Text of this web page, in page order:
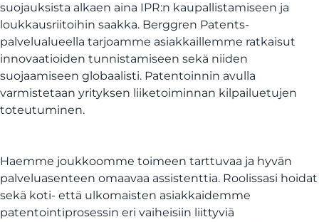
suojauksista alkaen aina IPR:n kaupallistamiseen ja
loukkausriitoihin saakka. Berggren Patents-
palvelualueella tarjoamme asiakkaillemme ratkaisut
innovaatioiden tunnistamiseen sekä niiden
suojaamiseen globaalisti. Patentoinnin avulla
varmistetaan yrityksen liiketoiminnan kilpailuetujen
toteutuminen.
Haemme joukkoomme toimeen tarttuvaa ja hyvän
palveluasenteen omaavaa assistenttia. Roolissasi hoidat
sekä koti- että ulkomaisten asiakkaidemme
patentointiprosessin eri vaiheisiin liittyviä